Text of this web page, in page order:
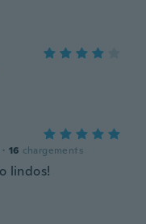
· 16 chargements
lindos!